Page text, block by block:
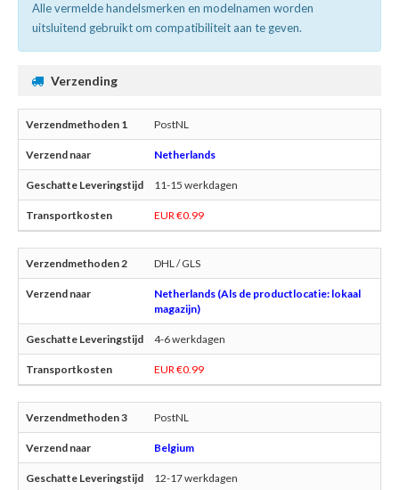
Alle vermelde handelsmerken en modelnamen worden
uitsluitend gebruikt om compatibiliteit aan te geven.
Verzending
PostNL
Netherlands
11-15 werkdagen
EUR €0.99
DHL / GLS
Netherlands (Als de productlocatie: lokaal
magazijn)
4-6 werkdagen
EUR €0.99
PostNL
Belgium
12-17 werkdagen